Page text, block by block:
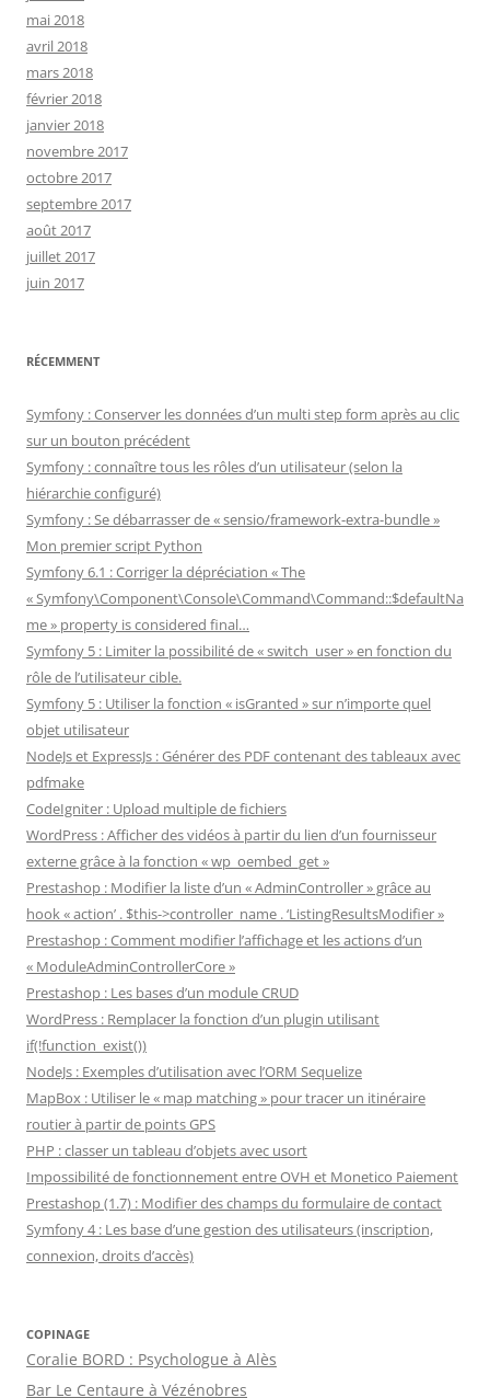
mai 2018
avril 2018
mars 2018
février 2018
janvier 2018
novembre 2017
octobre 2017
septembre 2017
août 2017
juillet 2017
juin 2017
RÉCEMMENT
Symfony : Conserver les données d’un multi step form après au clic
sur un bouton précédent
Symfony : connaître tous les rôles d’un utilisateur (selon la
hiérarchie configuré)
Symfony : Se débarrasser de « sensio/framework-extra-bundle »
Mon premier script Python
Symfony 6.1 : Corriger la dépréciation « The
« Symfony\Component\Console\Command\Command::$defaultNa
me » property is considered final…
Symfony 5 : Limiter la possibilité de « switch_user » en fonction du
rôle de l’utilisateur cible.
Symfony 5 : Utiliser la fonction « isGranted » sur n’importe quel
objet utilisateur
NodeJs et ExpressJs : Générer des PDF contenant des tableaux avec
pdfmake
CodeIgniter : Upload multiple de fichiers
WordPress : Afficher des vidéos à partir du lien d’un fournisseur
externe grâce à la fonction « wp_oembed_get »
Prestashop : Modifier la liste d’un « AdminController » grâce au
hook « action’ . $this->controller_name . ‘ListingResultsModifier »
Prestashop : Comment modifier l’affichage et les actions d’un
« ModuleAdminControllerCore »
Prestashop : Les bases d’un module CRUD
WordPress : Remplacer la fonction d’un plugin utilisant
if(!function_exist())
NodeJs : Exemples d’utilisation avec l’ORM Sequelize
MapBox : Utiliser le « map matching » pour tracer un itinéraire
routier à partir de points GPS
PHP : classer un tableau d’objets avec usort
Impossibilité de fonctionnement entre OVH et Monetico Paiement
Prestashop (1.7) : Modifier des champs du formulaire de contact
Symfony 4 : Les base d’une gestion des utilisateurs (inscription,
connexion, droits d’accès)
COPINAGE
Coralie BORD : Psychologue à Alès
Bar Le Centaure à Vézénobres